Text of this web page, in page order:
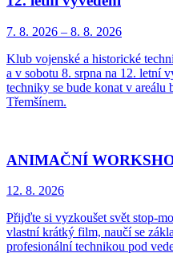
7. 8. 2026 – 8. 8. 2026
Klub vojenské a historické
a v sobotu 8. srpna na 12. letní
techniky se bude konat v areálu
Třemšínem.
ANIMAČNÍ
12. 8. 2026
Přijďte si vyzkoušet svět stop-
vlastní krátký film, naučí se
profesionální technikou pod